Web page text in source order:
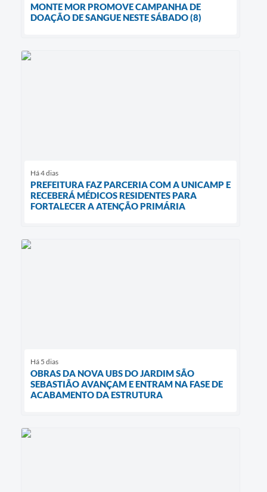
MONTE MOR PROMOVE CAMPANHA DE
DOAÇÃO DE SANGUE NESTE SÁBADO (8)
Há 4 dias
PREFEITURA FAZ PARCERIA COM A UNICAMP E
RECEBERÁ MÉDICOS RESIDENTES PARA
FORTALECER A ATENÇÃO PRIMÁRIA
Há 5 dias
OBRAS DA NOVA UBS DO JARDIM SÃO
SEBASTIÃO AVANÇAM E ENTRAM NA FASE DE
ACABAMENTO DA ESTRUTURA